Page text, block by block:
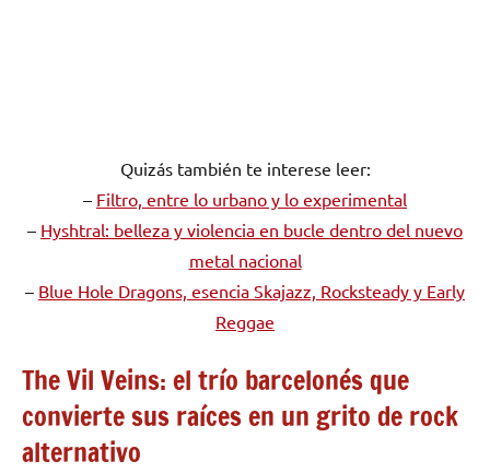
Quizás también te interese leer:
– Filtro, entre lo urbano y lo experimental
– Hyshtral: belleza y violencia en bucle dentro del nuevo
metal nacional
– Blue Hole Dragons, esencia Skajazz, Rocksteady y Early
Reggae
The Vil Veins: el trío barcelonés que
convierte sus raíces en un grito de rock
alternativo